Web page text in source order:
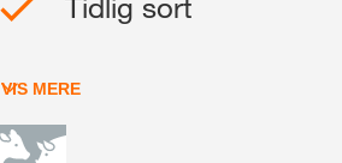
Tidlig sort
VIS MERE